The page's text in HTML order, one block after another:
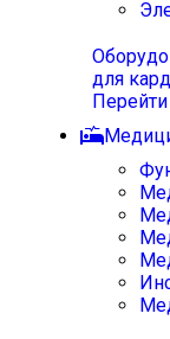
для
Перейти